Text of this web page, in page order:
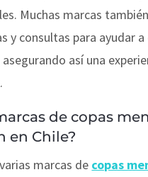
Muchas marcas
y consultas para ayudar
así una
de copas
en Chile?
marcas de copas